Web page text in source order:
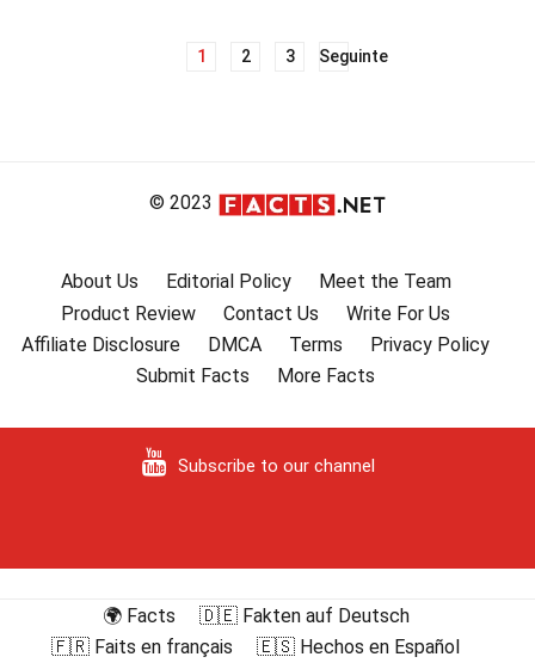
1 2 3 Seguinte
© 2023
About Us Editorial Policy
Meet the Team
Product Review
Contact Us
Write For Us
Affiliate Disclosure
DMCA Terms
Privacy Policy
Submit Facts
More Facts
Subscribe to our channel
🌍 Facts
🇩🇪 Fakten auf Deutsch
🇫🇷 Faits en français
🇪🇸 Hechos en Español